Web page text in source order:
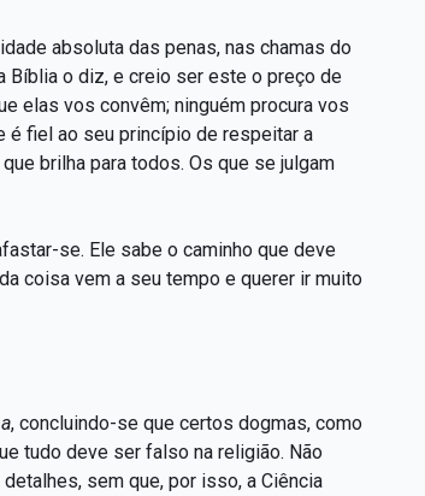
absoluta das penas, nas chamas do
Bíblia o diz, e creio ser este o preço de
elas vos convêm; ninguém procura vos
é fiel ao seu princípio de respeitar a
brilha para todos. Os que se julgam
se. Ele sabe o caminho que deve
coisa vem a seu tempo e querer ir muito
, concluindo-se que certos dogmas, como
tudo deve ser falso na religião. Não
sem que, por isso, a Ciência